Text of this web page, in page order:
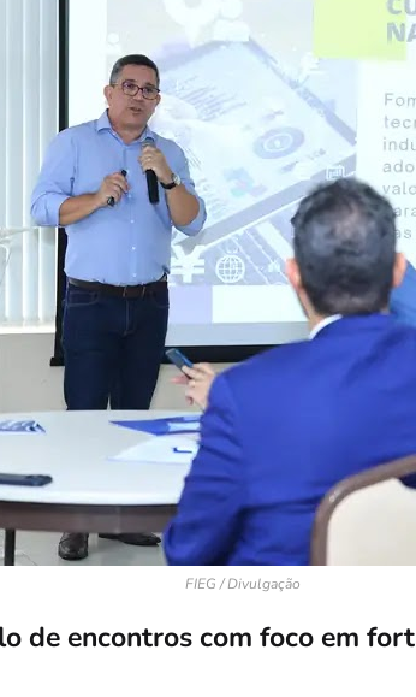
FIEG / Divulgação
de encontros com foco em